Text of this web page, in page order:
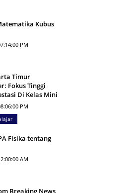
Kubus
PM
Timur
Fokus Tinggi
Di Kelas Mini
PM
Fisika tentang
AM
Breaking News